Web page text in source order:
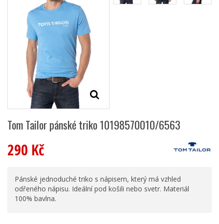
Tom Tailor pánské triko 10198570010/6563
290 Kč
Pánské jednoduché triko s nápisem, který má vzhled
odřeného nápisu. Ideální pod košili nebo svetr. Materiál
100% bavlna.